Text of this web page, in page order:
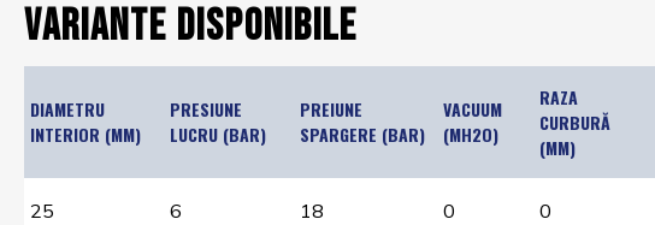
Variante disponibile
DIAMETRU
INTERIOR (MM)
PRESIUNE
LUCRU (BAR)
PREIUNE
SPARGERE (BAR)
VACUUM
(MH2O)
RAZA
CURBURĂ
(MM)
25 6 18 0 0